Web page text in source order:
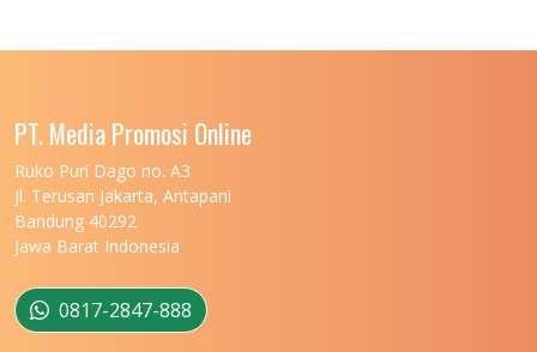
UNIVERSITAS MALIKUSSALEH
UNIVERSITAS MARITIM RAJA ALI HAJI
UNIVERSITAS MATARAM
UNIVERSITAS MULAWARMAN
UNIVERSITAS MUSAMUS
PT. Media Promosi Online
Ruko Puri Dago no. A3
Jl. Terusan Jakarta, Antapani
Bandung 40292
Jawa Barat Indonesia
0817-2847-888